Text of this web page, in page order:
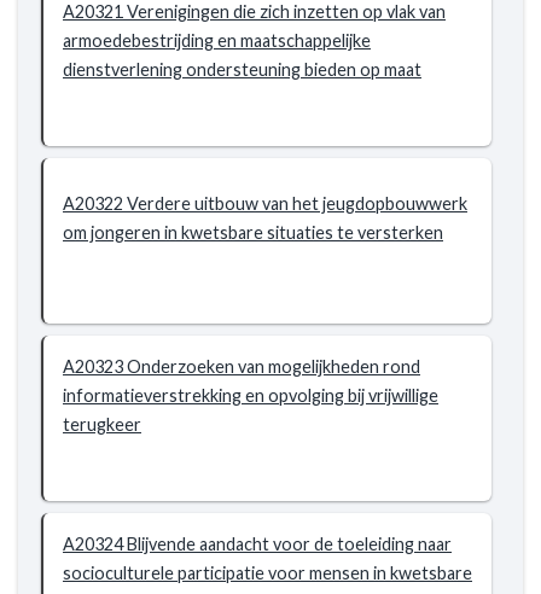
kwetsbare
situaties
A20321 Verenigingen die zich inzetten op vlak van
armoedebestrijding en maatschappelijke
dienstverlening ondersteuning bieden op maat
A20322 Verdere uitbouw van het jeugdopbouwwerk
om jongeren in kwetsbare situaties te versterken
A20323 Onderzoeken van mogelijkheden rond
informatieverstrekking en opvolging bij vrijwillige
terugkeer
A20324 Blijvende aandacht voor de toeleiding naar
socioculturele participatie voor mensen in kwetsbare